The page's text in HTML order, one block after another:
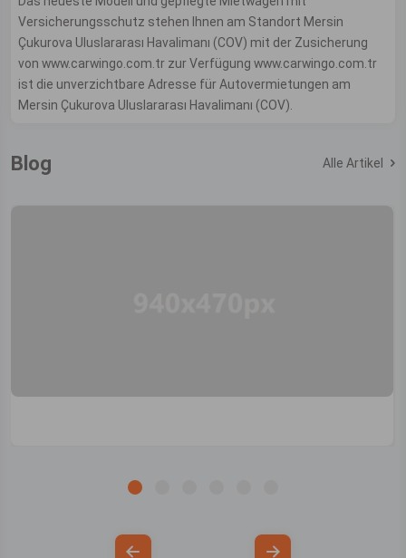
Versicherungsschutz stehen Ihnen am Standort Mersin
Çukurova Uluslararası Havalimanı (COV) mit der Zusicherung
von www.carwingo.com.tr zur Verfügung www.carwingo.com.tr
ist die unverzichtbare Adresse für Autovermietungen am
Mersin Çukurova Uluslararası Havalimanı (COV).
Blog Alle Artikel